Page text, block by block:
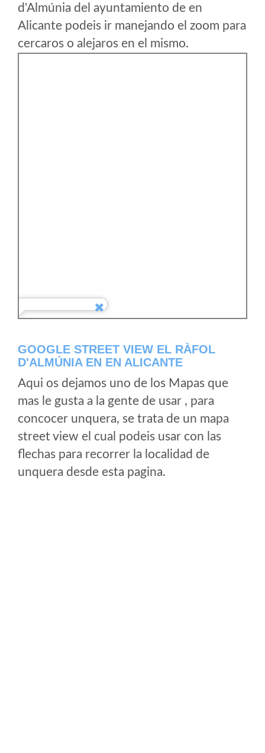
d'Almúnia del ayuntamiento de en
Alicante podeis ir manejando el zoom para
cercaros o alejaros en el mismo.
GOOGLE STREET VIEW EL RÀFOL
D'ALMÚNIA EN EN ALICANTE
Aqui os dejamos uno de los Mapas que
mas le gusta a la gente de usar , para
concocer unquera, se trata de un mapa
street view el cual podeis usar con las
flechas para recorrer la localidad de
unquera desde esta pagina.